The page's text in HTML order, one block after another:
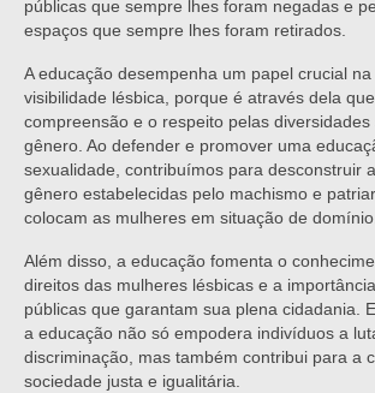
públicas que sempre lhes foram negadas e
espaços que sempre lhes foram retirados.
A educação desempenha um papel crucial na
visibilidade lésbica, porque é através dela
compreensão e o respeito pelas diversidades
gênero. Ao defender e promover uma
sexualidade, contribuímos para desconstruir
gênero estabelecidas pelo machismo e
colocam as mulheres em situação de domínio.
Além disso, a educação fomenta o
direitos das mulheres lésbicas e a
públicas que garantam sua plena cidadania.
a educação não só empodera indivíduos a
discriminação, mas também contribui para a
sociedade justa e igualitária.